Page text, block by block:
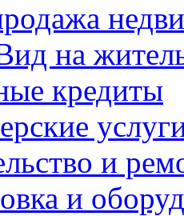
на
кредиты
и
и